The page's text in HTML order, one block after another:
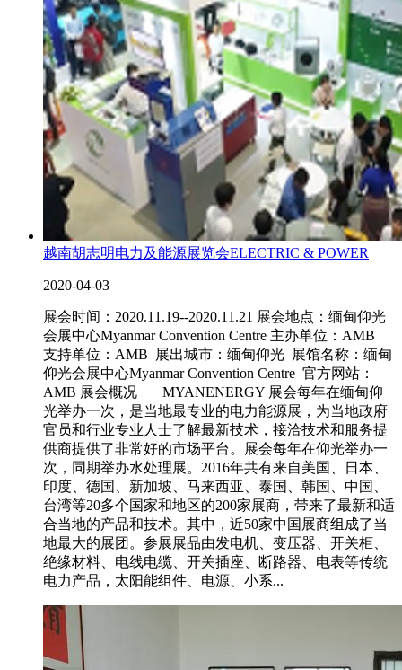
越南胡志明电力及能源展览会ELECTRIC & POWER
2020-04-03
展会时间：2020.11.19--2020.11.21 展会地点：缅甸仰光
会展中心Myanmar Convention Centre 主办单位：AMB
支持单位：AMB 展出城市：缅甸仰光 展馆名称：缅甸
仰光会展中心Myanmar Convention Centre 官方网站：
AMB 展会概况 MYANENERGY 展会每年在缅甸仰
光举办一次，是当地最专业的电力能源展，为当地政府
官员和行业专业人士了解最新技术，接洽技术和服务提
供商提供了非常好的市场平台。展会每年在仰光举办一
次，同期举办水处理展。2016年共有来自美国、日本、
印度、德国、新加坡、马来西亚、泰国、韩国、中国、
台湾等20多个国家和地区的200家展商，带来了最新和适
合当地的产品和技术。其中，近50家中国展商组成了当
地最大的展团。参展展品由发电机、变压器、开关柜、
绝缘材料、电线电缆、开关插座、断路器、电表等传统
电力产品，太阳能组件、电源、小系...